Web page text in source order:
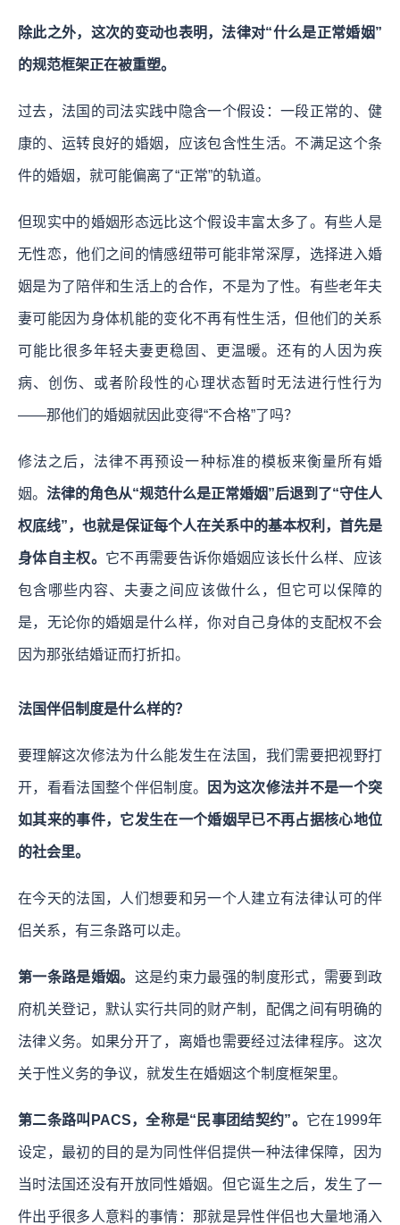
除此之外，这次的变动也表明，法律对“什么是正常婚姻”
的规范框架正在被重塑。
过去，法国的司法实践中隐含一个假设：一段正常的、健
康的、运转良好的婚姻，应该包含性生活。不满足这个条
件的婚姻，就可能偏离了“正常”的轨道。
但现实中的婚姻形态远比这个假设丰富太多了。有些人是
无性恋，他们之间的情感纽带可能非常深厚，选择进入婚
姻是为了陪伴和生活上的合作，不是为了性。有些老年夫
妻可能因为身体机能的变化不再有性生活，但他们的关系
可能比很多年轻夫妻更稳固、更温暖。还有的人因为疾
病、创伤、或者阶段性的心理状态暂时无法进行性行为
——那他们的婚姻就因此变得“不合格”了吗？
修法之后，法律不再预设一种标准的模板来衡量所有婚
姻。 法律的角色从“规范什么是正常婚姻”后退到了“守住人
权底线”，也就是保证每个人在关系中的基本权利，首先是
身体自主权。 它不再需要告诉你婚姻应该长什么样、应该
包含哪些内容、夫妻之间应该做什么，但它可以保障的
是，无论你的婚姻是什么样，你对自己身体的支配权不会
因为那张结婚证而打折扣。
法国伴侣制度是什么样的？
要理解这次修法为什么能发生在法国，我们需要把视野打
开，看看法国整个伴侣制度。 因为这次修法并不是一个突
如其来的事件，它发生在一个婚姻早已不再占据核心地位
的社会里。
在今天的法国，人们想要和另一个人建立有法律认可的伴
侣关系，有三条路可以走。
第一条路是婚姻。 这是约束力最强的制度形式，需要到政
府机关登记，默认实行共同的财产制，配偶之间有明确的
法律义务。如果分开了，离婚也需要经过法律程序。这次
关于性义务的争议，就发生在婚姻这个制度框架里。
第二条路叫PACS，全称是“民事团结契约”。 它在1999年
设定，最初的目的是为同性伴侣提供一种法律保障，因为
当时法国还没有开放同性婚姻。但它诞生之后，发生了一
件出乎很多人意料的事情：那就是异性伴侣也大量地涌入